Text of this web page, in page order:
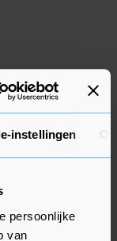
instellingen
persoonlijke
van